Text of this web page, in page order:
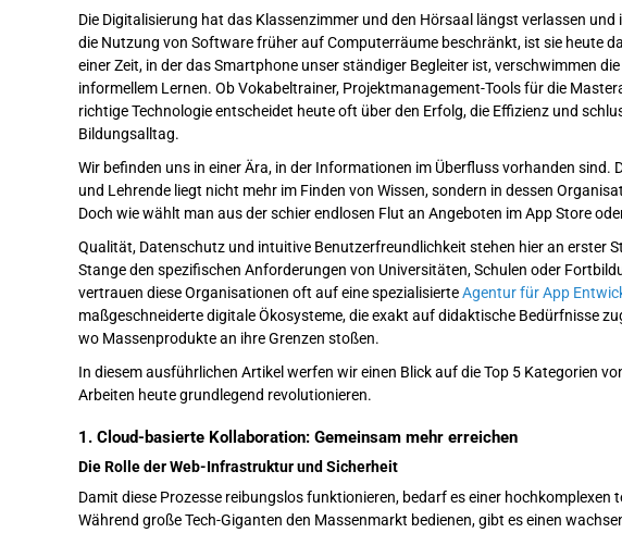
Die Digitalisierung hat das Klassenzimmer und den Hörsaal längst verlassen
die Nutzung von Software früher auf Computerräume beschränkt, ist sie heute
einer Zeit, in der das Smartphone unser ständiger Begleiter ist, verschwimmen
informellem Lernen. Ob Vokabeltrainer, Projektmanagement-Tools für die
richtige Technologie entscheidet heute oft über den Erfolg, die Effizienz und
Bildungsalltag.
Wir befinden uns in einer Ära, in der Informationen im Überfluss vorhanden sind.
und Lehrende liegt nicht mehr im Finden von Wissen, sondern in dessen
Doch wie wählt man aus der schier endlosen Flut an Angeboten im App Store
Qualität, Datenschutz und intuitive Benutzerfreundlichkeit stehen hier an erster
Stange den spezifischen Anforderungen von Universitäten, Schulen oder
vertrauen diese Organisationen oft auf eine spezialisierteAgentur für App
maßgeschneiderte digitale Ökosysteme, die exakt auf didaktische Bedürfnisse
wo Massenprodukte an ihre Grenzen stoßen.
In diesem ausführlichen Artikel werfen wir einen Blick auf die Top 5 Kategorien
Arbeiten heute grundlegend revolutionieren.
1. Cloud-basierte Kollaboration: Gemeinsam mehr erreichen
Die Rolle der Web-Infrastruktur und Sicherheit
Damit diese Prozesse reibungslos funktionieren, bedarf es einer
Während große Tech-Giganten den Massenmarkt bedienen, gibt es einen